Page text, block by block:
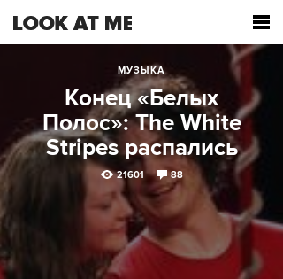
МУЗЫКА
Конец «Белых
Полос»: The White
Stripes распались
21601 88